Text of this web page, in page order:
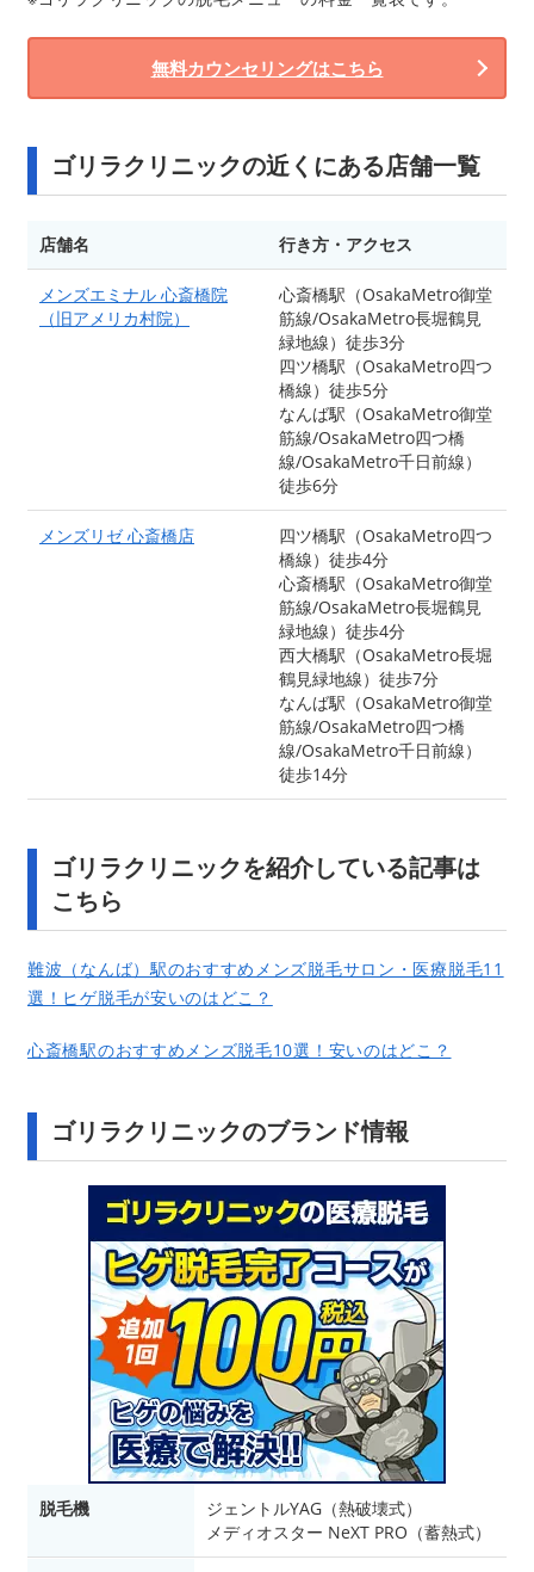
無料カウンセリングはこちら
ゴリラクリニックの近くにある店舗一覧
店舗名 行き方・アクセス
メンズエミナル 心斎橋院
（旧アメリカ村院）
心斎橋駅（OsakaMetro御堂
筋線/OsakaMetro長堀鶴見
緑地線）徒歩3分
四ツ橋駅（OsakaMetro四つ
橋線）徒歩5分
なんば駅（OsakaMetro御堂
筋線/OsakaMetro四つ橋
線/OsakaMetro千日前線）
徒歩6分
メンズリゼ 心斎橋店
四ツ橋駅（OsakaMetro四つ
橋線）徒歩4分
心斎橋駅（OsakaMetro御堂
筋線/OsakaMetro長堀鶴見
緑地線）徒歩4分
西大橋駅（OsakaMetro長堀
鶴見緑地線）徒歩7分
なんば駅（OsakaMetro御堂
筋線/OsakaMetro四つ橋
線/OsakaMetro千日前線）
徒歩14分
ゴリラクリニックを紹介している記事は
こちら
難波（なんば）駅のおすすめメンズ脱毛サロン・医療脱毛11
選！ヒゲ脱毛が安いのはどこ？
心斎橋駅のおすすめメンズ脱毛10選！安いのはどこ？
ゴリラクリニックのブランド情報
脱毛機
ジェントルYAG（熱破壊式）
メディオスター NeXT PRO（蓄熱式）